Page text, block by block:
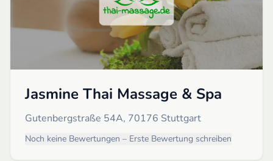
Jasmine Thai Massage & Spa
Gutenbergstraße 54A, 70176 Stuttgart
Noch keine Bewertungen – Erste Bewertung schreiben